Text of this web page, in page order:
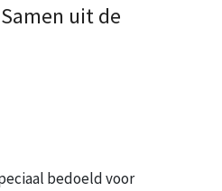
uit de
bedoeld voor